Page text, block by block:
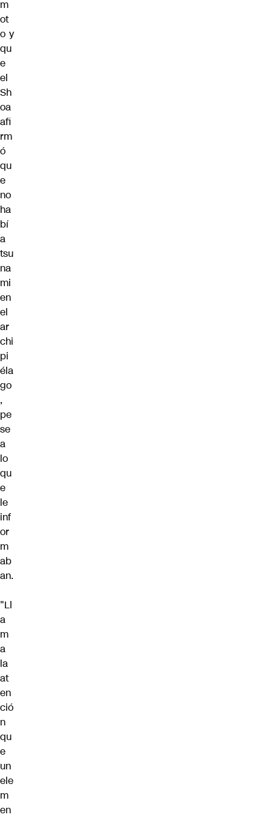
m
ot
o y
qu
e
el
Sh
oa
afi
rm
ó
qu
e
no
ha
bí
a
tsu
na
mi
en
el
ar
chi
pi
éla
go
,
pe
se
a
lo
qu
e
le
inf
or
m
ab
an.
"Ll
a
m
a
la
at
en
ció
n
qu
e
un
ele
m
en